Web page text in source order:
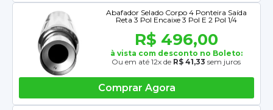
Abafador Selado Corpo 4 Ponteira Saída
Reta 3 Pol Encaixe 3 Pol E 2 Pol 1/4
R$ 496,00
à vista com desconto no Boleto:
Ou em até 12x de R$ 41,33 sem juros
Comprar Agora